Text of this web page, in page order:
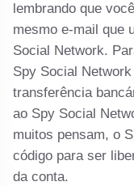
lembrando que
mesmo e-mail que
Social Network.
Spy Social
transferência
ao Spy Social
muitos pensam, o
código para ser
da conta.